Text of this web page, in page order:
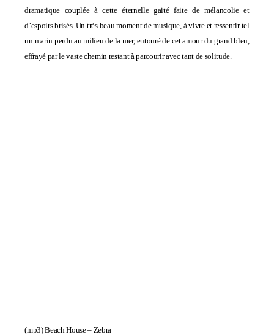
dramatique couplée à cette éternelle gaité faite de mélancolie et
d’espoirs brisés. Un très beau moment de musique, à vivre et ressentir tel
un marin perdu au milieu de la mer, entouré de cet amour du grand bleu,
effrayé par le vaste chemin restant à parcourir avec tant de solitude.
(mp3)Beach House – Zebra